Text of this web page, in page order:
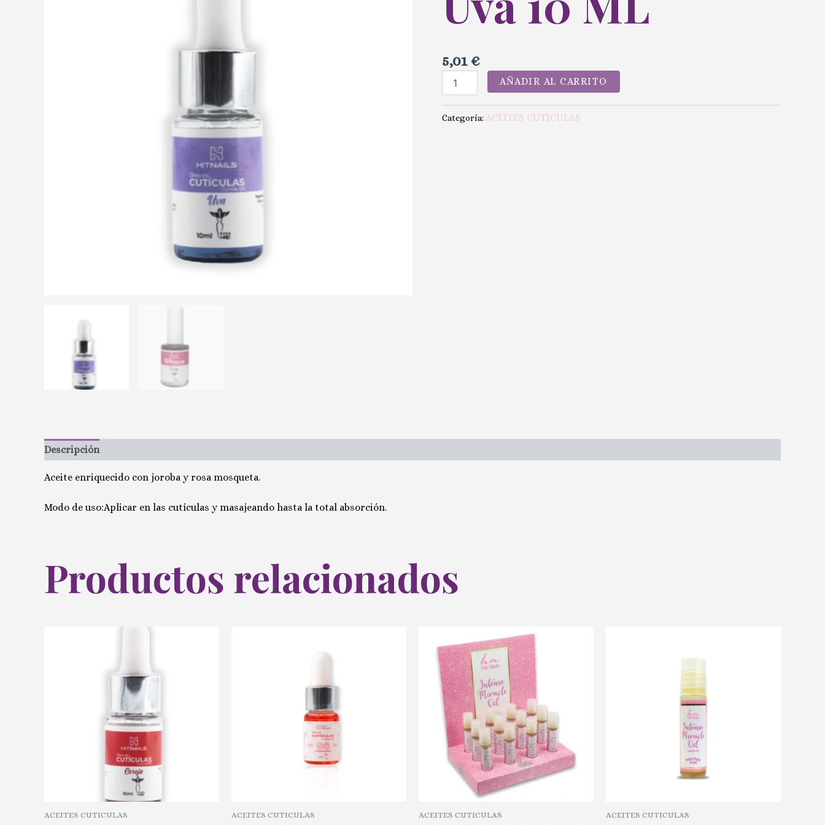
5,01 €
AÑADIR AL CARRITO
Categoría: ACEITES CUTICULAS
Descripción
Aceite enriquecido con joroba y rosa mosqueta.
Modo de uso:Aplicar en las cutículas y masajeando hasta la total absorción.
Productos relacionados
ACEITES CUTICULAS ACEITES CUTICULAS ACEITES CUTICULAS ACEITES CUTICULAS